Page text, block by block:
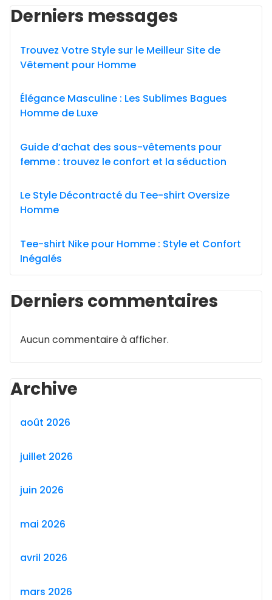
Derniers messages
Trouvez Votre Style sur le Meilleur Site de
Vêtement pour Homme
Élégance Masculine : Les Sublimes Bagues
Homme de Luxe
Guide d’achat des sous-vêtements pour
femme : trouvez le confort et la séduction
Le Style Décontracté du Tee-shirt Oversize
Homme
Tee-shirt Nike pour Homme : Style et Confort
Inégalés
Derniers commentaires
Aucun commentaire à afficher.
Archive
août 2026
juillet 2026
juin 2026
mai 2026
avril 2026
mars 2026